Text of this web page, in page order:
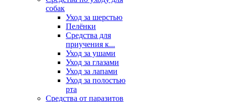
собак
Уход за шерстью
Пелёнки
Средства для
приучения к...
Уход за ушами
Уход за глазами
Уход за лапами
Уход за полостью
рта
Средства от паразитов